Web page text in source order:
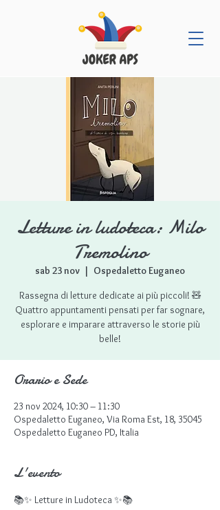
Letture in ludoteca: Milo
Tremolino
sab 23 nov
  |
Ospedaletto Euganeo
Rassegna di letture dedicate ai più piccoli! 🧸
Quattro appuntamenti pensati per far sognare,
esplorare e imparare attraverso le storie più
belle!
Orario e Sede
23 nov 2024, 10:30 – 11:30
Ospedaletto Euganeo, Via Roma Est, 18, 35045
Ospedaletto Euganeo PD, Italia
L'evento
📚✨ Letture in Ludoteca ✨📚